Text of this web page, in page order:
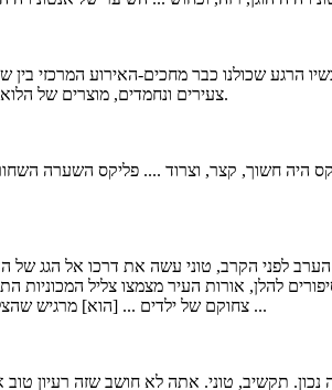
הרגע שכולנו כבר מחכים-האירוע המרכזי בין
צעירים ונחמדים, מוצרים של הלואר איסט הסייד שלנו.
היה חשוך, קצר, וצרוד .... פליקס השערה
הערב לפני הקרב, טוני עשה את דרכו אל הגג של
להלן, אורות העיר מצמצו צליל המכוניות
צחוקם של ילדים ... [הוא] מרגיש שהצליח לשגע את דעתו ...
נכון. תקשיב, טוני. אתה לא חושב שזה רעיון